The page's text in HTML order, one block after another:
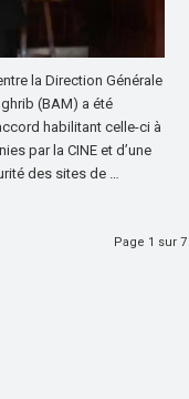
la Direction Générale
(BAM) a été
habilitant celle-ci à
par la CINE et d’une
des sites de …
Page 1 sur 7